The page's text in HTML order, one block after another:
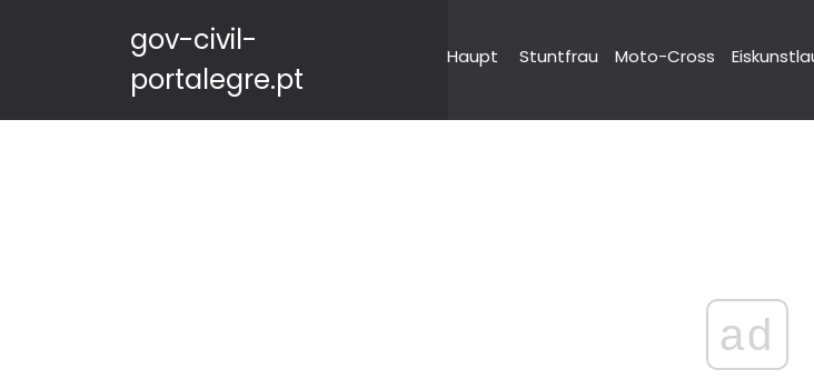
gov-civil-
portalegre.pt
Haupt Stuntfrau Moto-Cross
ad